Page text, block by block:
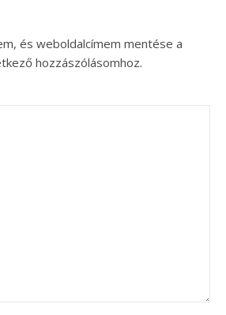
és weboldalcímem mentése a
hozzászólásomhoz.